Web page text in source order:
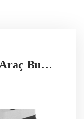
FRIGUS FR-B40A Araç Buzdolabı